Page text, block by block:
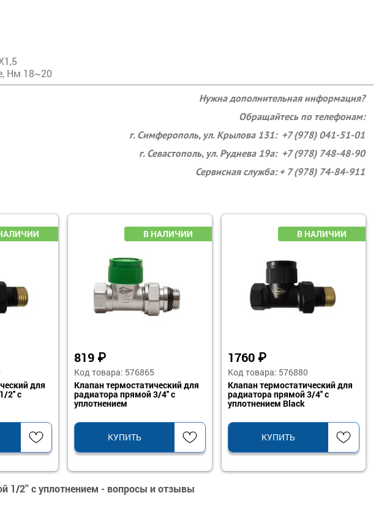
Нм 18~20
Нужна дополнительная информация?
Обращайтесь по телефонам:
г. Симферополь, ул. Крылова 131: +7 (978) 041-51-01
г. Севастополь, ул. Руднева 19а: +7 (978) 748-48-90
Сервисная служба: + 7 (978) 74-84-911
для
2'' с
819 ₽
Код товара: 576865
Клапан термостатический для
радиатора прямой 3/4'' с
уплотнением
КУПИТЬ
1760 ₽
Код товара: 576880
Клапан термостатический для
радиатора прямой 3/4'' с
уплотнением Black
КУПИТЬ
1/2'' с уплотнением - вопросы и отзывы